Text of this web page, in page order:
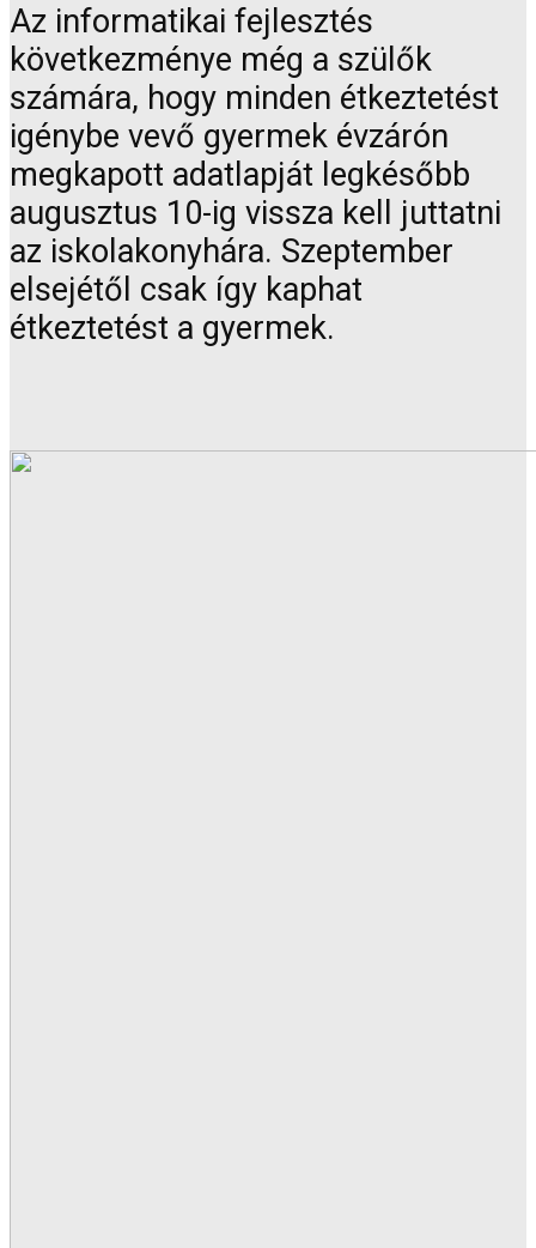
Az informatikai fejlesztés
következménye még a szülők
számára, hogy minden étkeztetést
igénybe vevő gyermek évzárón
megkapott adatlapját legkésőbb
augusztus 10-ig vissza kell juttatni
az iskolakonyhára. Szeptember
elsejétől csak így kaphat
étkeztetést a gyermek.